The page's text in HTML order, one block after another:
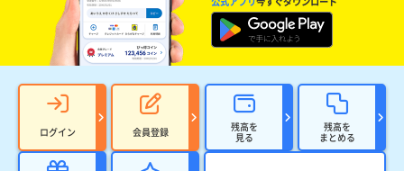
ログイン 会員登録
残高を
見る
残高を
まとめる